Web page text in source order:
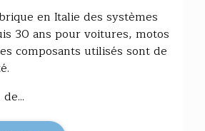
en Italie des systèmes
30 ans pour voitures, motos
composants utilisés sont de